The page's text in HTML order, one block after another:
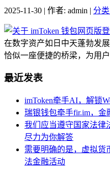
2025-11-30 | 作者: admin | 分
在数字资产如日中天蓬勃发
恰似一座便捷的桥梁，为用
最近发表
imToken牵手AI，解锁
瑞银钱包牵手fir.im，
我们应当遵守国家法律
尽力为你解答
需要明确的是，虚拟货
法金融活动